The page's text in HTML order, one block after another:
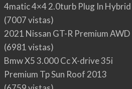
4matic 4×4 2.0turb Plug In Hybrid
(7007 vistas)
2021 Nissan GT-R Premium AWD
(6981 vistas)
Bmw X5 3.000 Cc X-drive 35i
Premium Tp Sun Roof 2013